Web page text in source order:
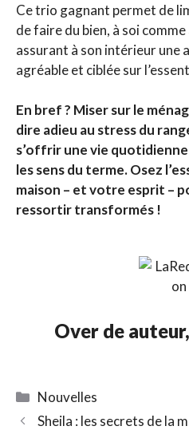
Ce trio gagnant permet de
de faire du bien, à soi
assurant à son intérieur une
agréable et ciblée sur
En bref ? Miser sur le
dire adieu au stress du
s’offrir une vie
les sens du terme. Osez
maison – et votre esprit –
ressortir transformés !
Over de auteur,
Catégories
Nouvelles
Sheila : les secrets de la